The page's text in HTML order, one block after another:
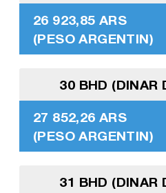
26 923,85 ARS
(PESO ARGENTIN)
30 BHD (DINAR
27 852,26 ARS
(PESO ARGENTIN)
31 BHD (DINAR